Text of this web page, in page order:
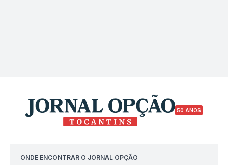
50 ANOS
ONDE ENCONTRAR O JORNAL OPÇÃO